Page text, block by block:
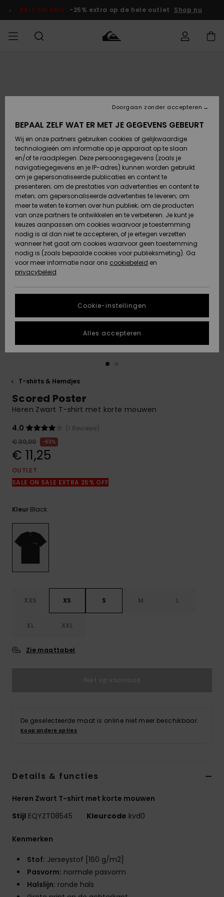
Productinformatie
SALE ON SALE -25% extra op de hele outlet Shop nu
Accessoires
Schoenen &
Slippers
Surf /
Water
Snow
Nieuw
Highlights
JONGENS
Accessoires
Schoenen &
Slippers
Surf /
Water
Sneeuw
Nieuw
Highlights
DAMES
Highlights
Snow
SURF
Surf Shop
Highlights
Community
SNOW
Snow Shop
Dames
Snow Shop
Highlights
Gemeenschap
SALE ON
SALE
Kinderen
VROUW
OUTLET
Regio- En
Taalinstellingen
Retouren
Betaling
Giftcard
Quiksilver
Freedom
Gegevensbescherming
gesprek om het
snelste
vraag te
krijgen.
Gesprek
de meest
vragen en ons
contactformulier.
DUURZAAMHEID
STORE LOCATOR
VERLANGLIJST
T-shirts & Hemdjes
Scored Poster
Heren Zwart T-shirt met korte mouwen
4.0
(1 Reviews)
€ 30,00
63%
€ 11,25
OUTLET
SALE ON SALE EXTRA 25% OFF
Kleur Black
XXS XS S M L
XL XXL
Zie maattabel
De geselecteerde maat is online niet meer beschikbaar.
Koop andere opties
Details & functies
Heren Zwart T-shirt met korte mouwen
Stijl EQYZT08545 Kleurcode kvd0
Kenmerken
Stof: Jerseystof [160 g/m2]
Pasvorm: normale pasvorm
Halslijn: ronde hals
BEPAAL ZELF WAT ER MET JE GEGEVENS GEBEURT
Wij en onze partners gebruiken cookies of gelijkwaardige
technologieën om informatie op je apparaat op te slaan
en/of te raadplegen. Deze persoonsgegevens (zoals je
navigatiegegevens en je IP-adres) kunnen worden gebruikt
om je gepersonaliseerde publicaties en content te
presenteren; om de prestaties van advertenties en content te
meten; om gepersonaliseerde advertenties te leveren; om
meer te weten te komen over hun publiek; om de producten
van onze partners te ontwikkelen en te verbeteren. Je kunt je
keuzes aanpassen om cookies waarvoor je toestemming
nodig is al dan niet te accepteren, of je ertegen verzetten
wanneer het gaat om cookies waarvoor geen toestemming
nodig is (zoals bepaalde cookies voor publieksmeting). Ga
voor meer informatie naar ons cookiebeleid en
privacybeleid
Cookie-instellingen
Doorgaan zonder accepteren
Alles accepteren